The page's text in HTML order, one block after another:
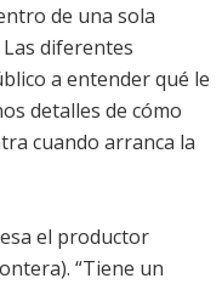
de una sola
Las diferentes
a entender qué le
detalles de cómo
cuando arranca la
el productor
“Tiene un